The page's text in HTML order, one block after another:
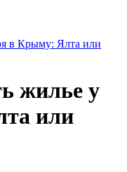
в Крыму: Ялта или
жилье у
или